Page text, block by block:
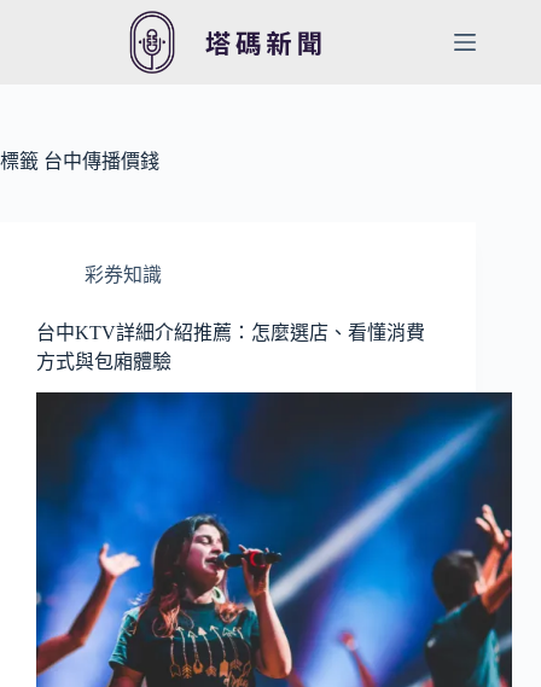
容
標籤 台中傳播價錢
彩券知識
台中KTV詳細介紹推薦：怎麼選店、看懂消費
方式與包廂體驗